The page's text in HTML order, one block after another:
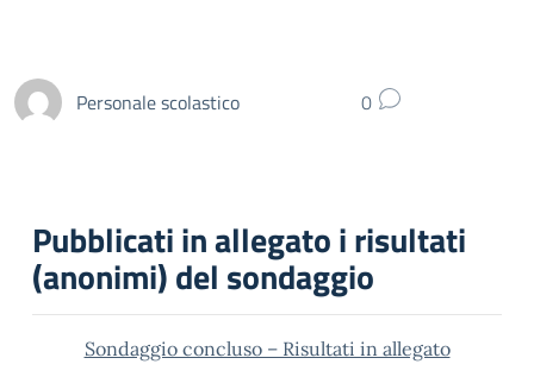
Personale scolastico 0
Pubblicati in allegato i risultati
(anonimi) del sondaggio
Sondaggio concluso – Risultati in allegato